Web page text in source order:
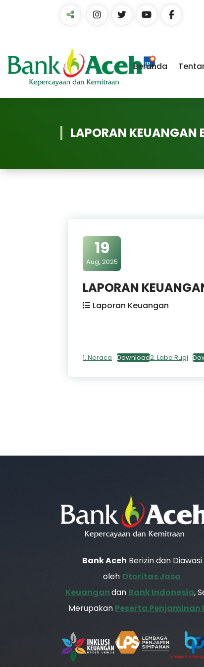
Beranda
LAPORAN KEUANGAN
19
Aug, 2025
LAPORAN
Laporan Keuangan
1. Neraca Download2. Laba Rugi
Bank Aceh Berizin dan Diawasi
oleh Otoritas Jasa
Keuangandan Bank Indonesia,
Merupakan Peserta Penjaminan